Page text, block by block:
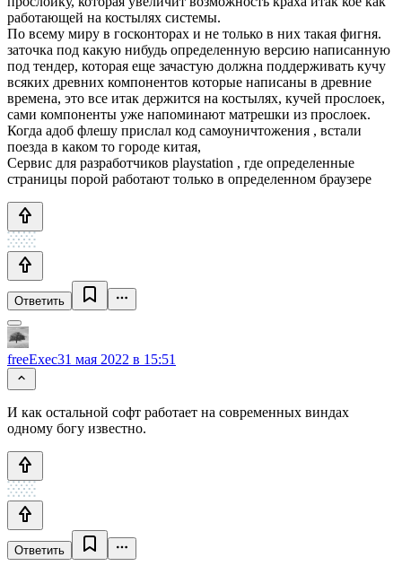
работающей на костылях системы.
По всему миру в госконторах и не только в них такая фигня.
заточка под какую нибудь определенную версию написанную
под тендер, которая еще зачастую должна поддерживать кучу
всяких древних компонентов которые написаны в древние
времена, это все итак держится на костылях, кучей прослоек,
сами компоненты уже напоминают матрешки из прослоек.
Когда адоб флешу прислал код самоуничтожения , встали
поезда в каком то городе китая,
Сервис для разработчиков playstation , где определенные
страницы порой работают только в определенном браузере
Ответить
freeExec31 мая 2022 в 15:51
И как остальной софт работает на современных виндах
одному богу известно.
Ответить